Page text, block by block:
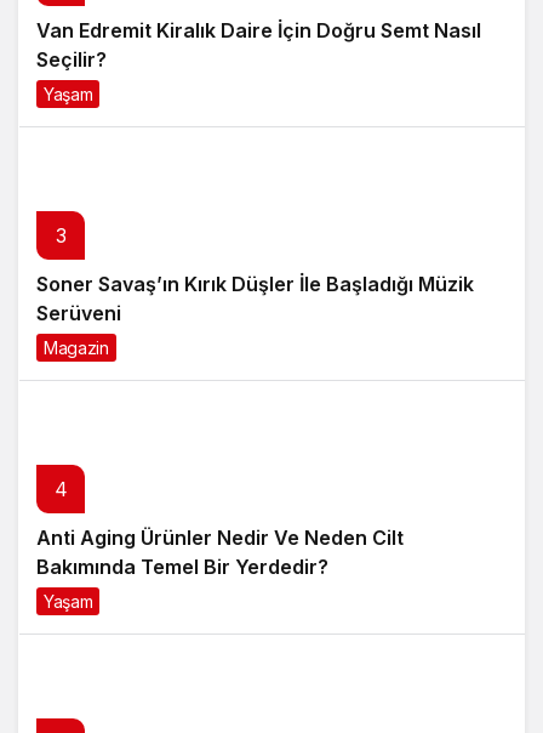
3
Soner Savaş’ın Kırık Düşler İle Başladığı Müzik
Serüveni
4
Anti Aging Ürünler Nedir Ve Neden Cilt
Bakımında Temel Bir Yerdedir?
5
Akülü Tekerlekli Sandalye Seçiminde Dikkat
Edilecek Noktalar: Konfor, Güvenlik ve Doğru